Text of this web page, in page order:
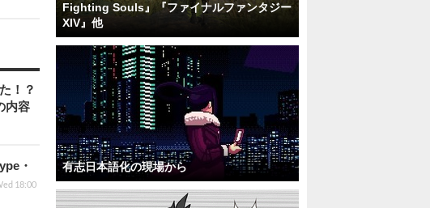
！？
内容
・
18:00
Fighting Souls』『ファイナルファンタジー
XIV』他
有志日本語化の現場から